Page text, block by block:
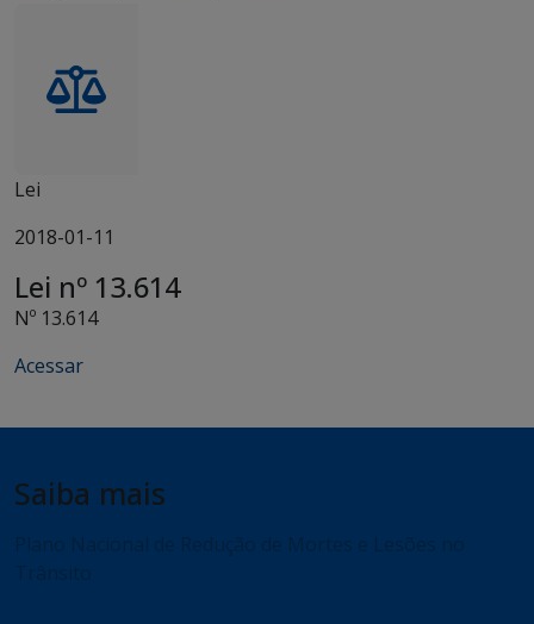
Lei
2018-01-11
Lei nº 13.614
Nº 13.614
Acessar
Saiba mais